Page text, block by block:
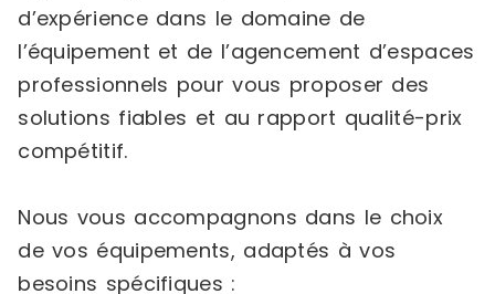
d’expérience dans le domaine de
l’équipement et de l’agencement d’espaces
professionnels pour vous proposer des
solutions fiables et au rapport qualité-prix
compétitif.
Nous vous accompagnons dans le choix
de vos équipements, adaptés à vos
besoins spécifiques :